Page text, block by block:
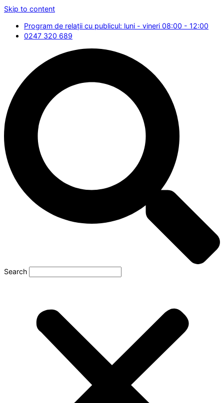
Skip to content
Program de relații cu publicul: luni - vineri 08:00 - 12:00
0247 320 689
Search